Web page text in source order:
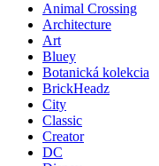
Animal Crossing
Architecture
Art
Bluey
Botanická kolekcia
BrickHeadz
City
Classic
Creator
DC